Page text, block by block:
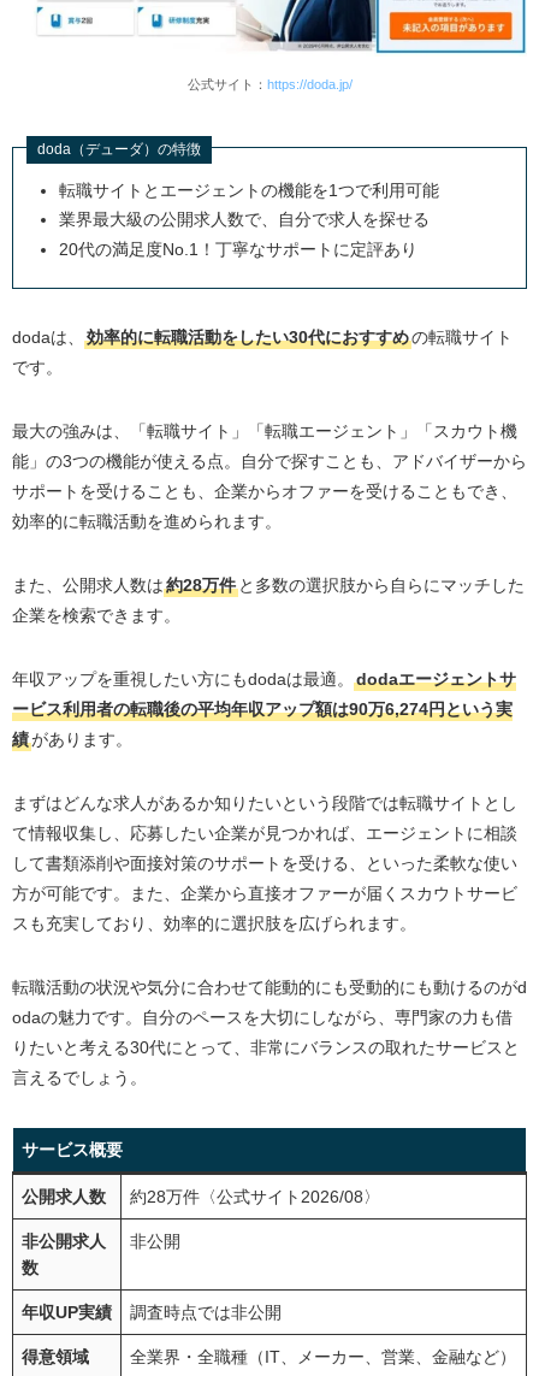
公式サイト： https://doda.jp/
doda（デューダ）の特徴
転職サイトとエージェントの機能を1つで利用可能
業界最大級の公開求人数で、自分で求人を探せる
20代の満足度No.1！丁寧なサポートに定評あり
dodaは、 効率的に転職活動をしたい30代におすすめの転職サイト
です。
最大の強みは、「転職サイト」「転職エージェント」「スカウト機
能」の3つの機能が使える点。自分で探すことも、アドバイザーから
サポートを受けることも、企業からオファーを受けることもでき、
効率的に転職活動を進められます。
また、公開求人数は約28万件と多数の選択肢から自らにマッチした
企業を検索できます。
年収アップを重視したい方にもdodaは最適。
dodaエージェントサ
ービス利用者の転職後の平均年収アップ額は90万6,274円という実
績があります。
まずはどんな求人があるか知りたいという段階では転職サイトとし
て情報収集し、応募したい企業が見つかれば、エージェントに相談
して書類添削や面接対策のサポートを受ける、といった柔軟な使い
方が可能です。また、企業から直接オファーが届くスカウトサービ
スも充実しており、効率的に選択肢を広げられます。
転職活動の状況や気分に合わせて能動的にも受動的にも動けるのがd
odaの魅力です。自分のペースを大切にしながら、専門家の力も借
りたいと考える30代にとって、非常にバランスの取れたサービスと
言えるでしょう。
サービス概要
公開求人数 約28万件〈公式サイト2026/08〉
非公開求人
数
非公開
年収UP実績 調査時点では非公開
得意領域 全業界・全職種（IT、メーカー、営業、金融など）